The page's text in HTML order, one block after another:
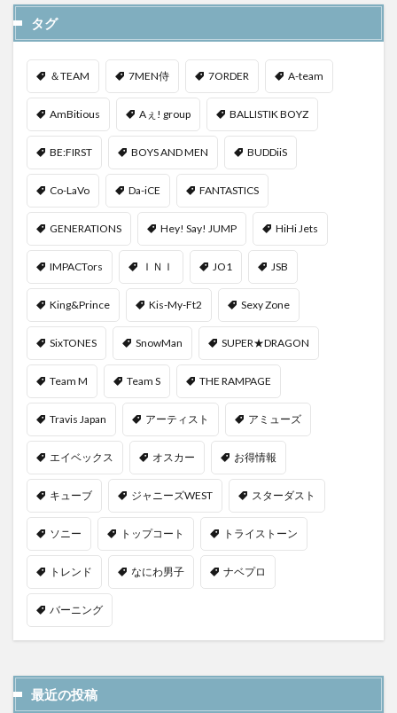
タグ
＆TEAM 7MEN侍 7ORDER A-team
AmBitious Aぇ! group BALLISTIK BOYZ
BE:FIRST BOYS AND MEN BUDDiiS
Co-LaVo Da-iCE FANTASTICS
GENERATIONS Hey! Say! JUMP HiHi Jets
IMPACTors ＩＮＩ JO1 JSB
King&Prince Kis-My-Ft2 Sexy Zone
SixTONES SnowMan SUPER★DRAGON
Team M Team S THE RAMPAGE
Travis Japan アーティスト アミューズ
エイベックス オスカー お得情報
キューブ ジャニーズWEST スターダスト
ソニー トップコート トライストーン
トレンド なにわ男子 ナベプロ
バーニング
最近の投稿